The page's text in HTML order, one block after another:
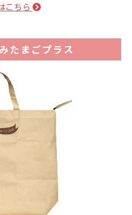
こちら
たまごプラス